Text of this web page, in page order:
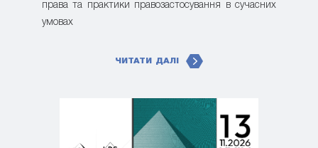
права та практики правозастосування в сучасних
умовах
ЧИТАТИ ДАЛІ